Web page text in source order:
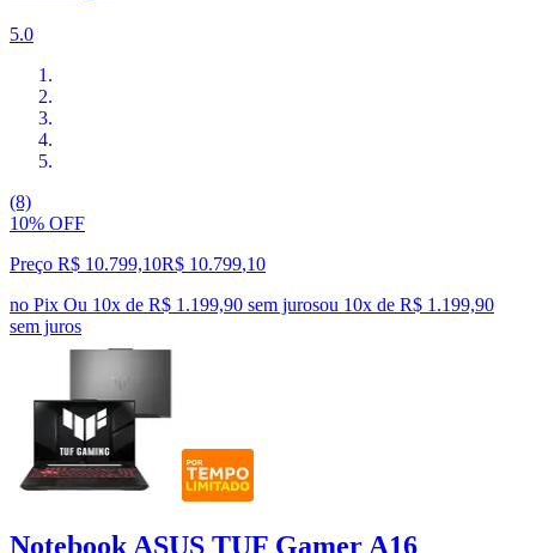
5.0
(8)
10% OFF
Preço R$ 10.799,10R$ 10.799,10
no Pix Ou 10x de R$ 1.199,90 sem jurosou 10x de R$ 1.199,90
sem juros
Notebook ASUS TUF Gamer A16